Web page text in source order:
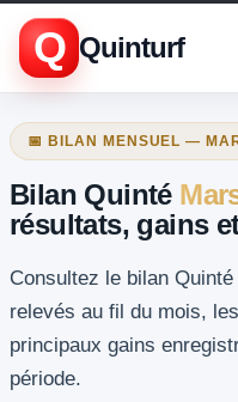
Q Quinturf
📅 BILAN MENSUEL —
Bilan Quinté
résultats, gains
Consultez le bilan
relevés au fil du mois,
principaux gains
période.